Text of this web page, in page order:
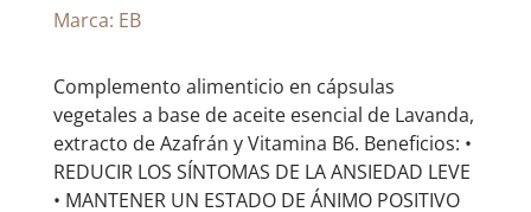
Marca: EB
​Complemento alimenticio en cápsulas
vegetales a base de aceite esencial de Lavanda,
extracto de Azafrán y Vitamina B6. Beneficios: •
REDUCIR LOS SÍNTOMAS DE LA ANSIEDAD LEVE
• MANTENER UN ESTADO DE ÁNIMO POSITIVO